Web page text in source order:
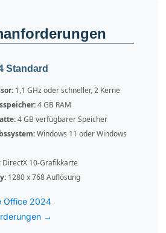
Standard
1,1 GHz oder schneller, 2 Kerne
4 GB RAM
4 GB verfügbarer Speicher
Windows 11 oder Windows
DirectX 10-Grafikkarte
1280 x 768 Auflösung
Office 2024
→